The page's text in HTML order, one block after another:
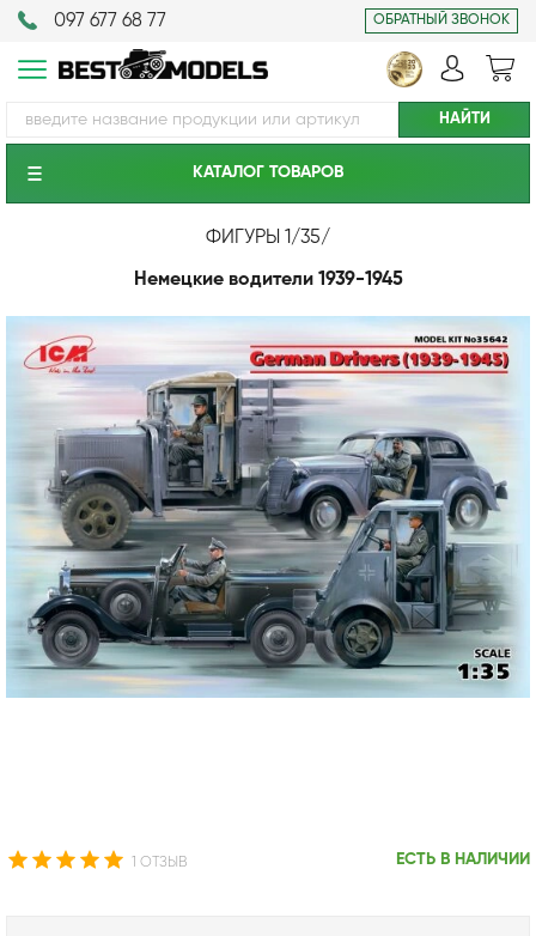
097 677 68 77 ОБРАТНЫЙ ЗВОНОК
КАТАЛОГ ТОВАРОВ
ФИГУРЫ 1/35/
Немецкие водители 1939-1945
1 ОТЗЫВ ЕСТЬ В НАЛИЧИИ